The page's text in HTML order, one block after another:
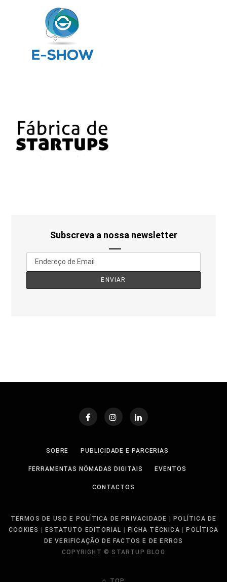
Subscreva a nossa newsletter
SOBRE PUBLICIDADE E PARCERIAS
FERRAMENTAS NÓMADAS DIGITAIS EVENTOS
CONTACTOS
TERMOS DE USO E POLÍTICA DE PRIVACIDADE |POLÍTICA DE
COOKIES | ESTATUTO EDITORIAL |FICHA TÉCNICA |POLÍTICA
DE VERIFICAÇÃO DE FACTOS E DE ERROS
COPYRIGHT © STARTUP BLOG